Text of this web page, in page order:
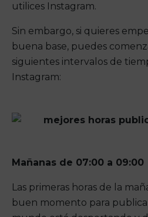
utilices Instagram.
Sin embargo, si quieres
buena base, puedes
siguientes intervalos de
Instagram:
Mañanas de 07:00 a 09:00
Las primeras horas de la
buen momento para